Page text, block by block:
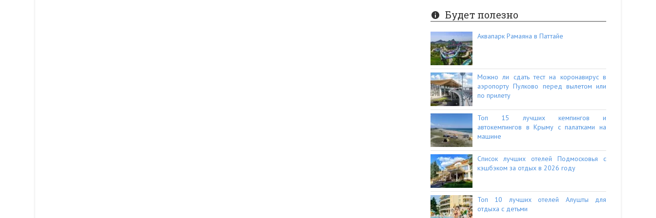
Будет полезно
Аквапарк Рамаяна в Паттайе
Можно ли сдать тест на коронавирус в
аэропорту Пулково перед вылетом или
по прилету
Топ 15 лучших кемпингов и
автокемпингов в Крыму с палатками на
машине
Список лучших отелей Подмосковья с
кэшбэком за отдых в 2026 году
Топ 10 лучших отелей Алушты для
отдыха с детьми